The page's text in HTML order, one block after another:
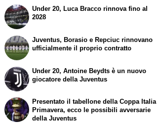
Under 20, Luca Bracco rinnova fino al
2028
Juventus, Borasio e Repciuc rinnovano
ufficialmente il proprio contratto
Under 20, Antoine Beydts è un nuovo
giocatore della Juventus
Presentato il tabellone della Coppa Italia
Primavera, ecco le possibili avversarie
della Juventus